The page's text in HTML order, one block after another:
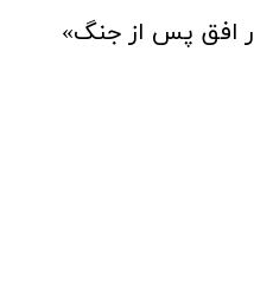
افق پس از جنگ»